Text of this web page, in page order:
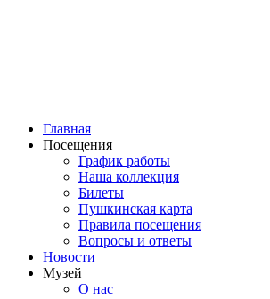
Главная
Посещения
График работы
Наша коллекция
Билеты
Пушкинская карта
Правила посещения
Вопросы и ответы
Новости
Музей
О нас